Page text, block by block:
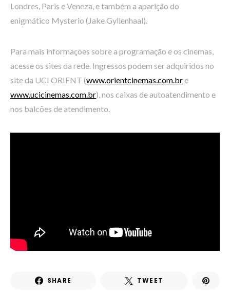
Londres, Paris e Veneza, e também a aparição do
enigmático Mysterio (Jake Gyllenhaal).
Para mais informações sobre a programação e os cinemas,
acesse os sites da rede. Ingressos podem ser adquiridos no
site da UCI ORIENT (www.orientcinemas.com.bre
www.ucicinemas.com.br), nos caixas de autoatendimento e
nos balcões de atendimento.
SHARE TWEET